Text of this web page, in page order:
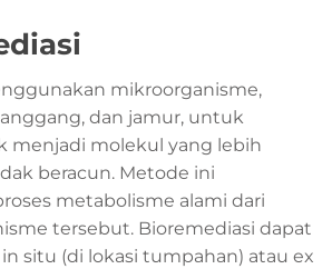
mikroorganisme,
dan jamur, untuk
menjadi molekul yang lebih
beracun. Metode ini
metabolisme alami dari
tersebut. Bioremediasi dapat
situ (di lokasi tumpahan) atau ex